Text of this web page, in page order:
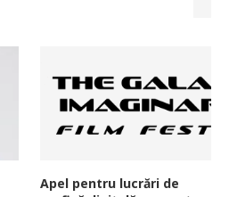
Apel pentru lucrări de